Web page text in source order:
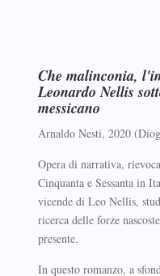
Che malinconia,
Leonardo Nellis
messicano
Arnaldo Nesti, 2020
Opera di narrativa,
Cinquanta e Sessanta in
vicende di Leo Nellis,
ricerca delle forze
presente.
In questo romanzo, a